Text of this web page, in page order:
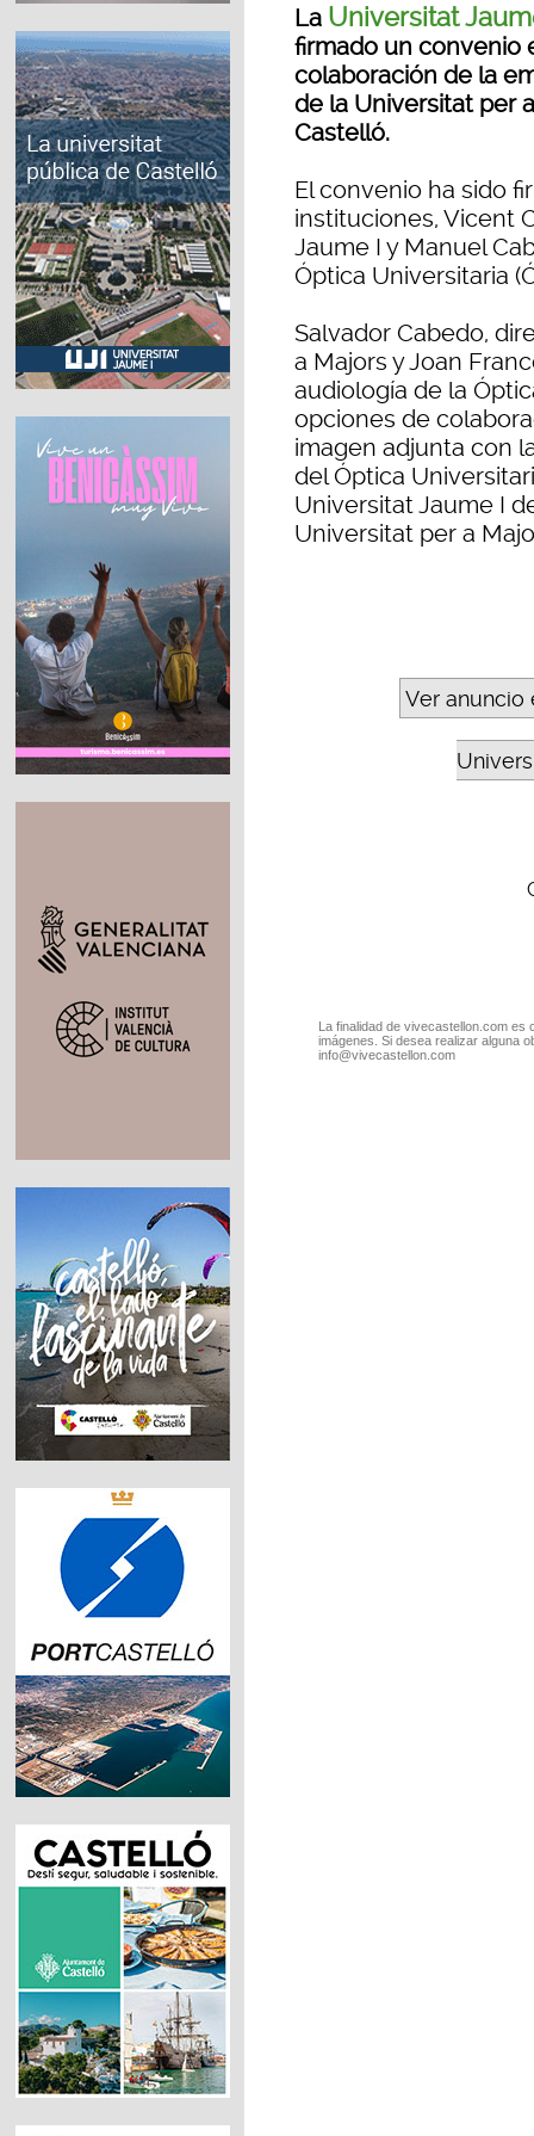
La Universitat
firmado un convenio
colaboración de la
de la Universitat per
Castelló.
El convenio ha sido
instituciones, Vicent
Jaume I y Manuel
Óptica Universitaria
Salvador Cabedo,
a Majors y Joan
audiología de la
opciones de
imagen adjunta con
del Óptica
Universitat Jaume I
Universitat per a
Ver anuncio
La finalidad de vivecastellon.com
imágenes. Si desea realizar alguna
info@vivecastellon.com